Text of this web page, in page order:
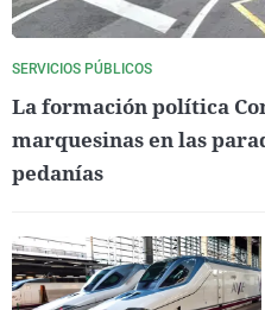
SERVICIOS PÚBLICOS
La formación política
marquesinas en las
pedanías